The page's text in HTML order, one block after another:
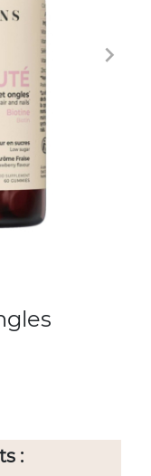

: